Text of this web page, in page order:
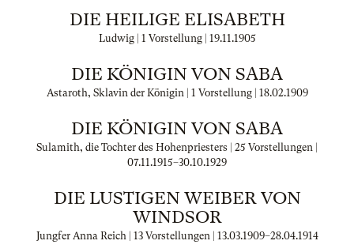
DIE HEILIGE ELISABETH
Ludwig | 1 Vorstellung | 19.11.1905
DIE KÖNIGIN VON SABA
Astaroth, Sklavin der Königin | 1 Vorstellung | 18.02.1909
DIE KÖNIGIN VON SABA
Sulamith, die Tochter des Hohenpriesters | 25 Vorstellungen |
07.11.1915–30.10.1929
DIE LUSTIGEN WEIBER VON
WINDSOR
Jungfer Anna Reich | 13 Vorstellungen | 13.03.1909–28.04.1914